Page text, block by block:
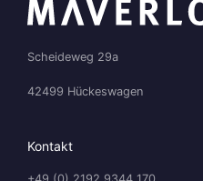
Scheideweg 29a
42499 Hückeswagen
Kontakt